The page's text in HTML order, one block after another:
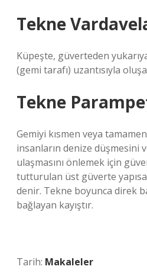
Tekne
Küpeşte, güverteden
(gemi tarafı) uzantısıyla
Tekne
Gemiyi kısmen veya
insanların denize düşmesini
ulaşmasını önlemek için
tutturulan üst güverte
denir. Tekne boyunca direk
bağlayan kayıştır.
Tarih: Makaleler